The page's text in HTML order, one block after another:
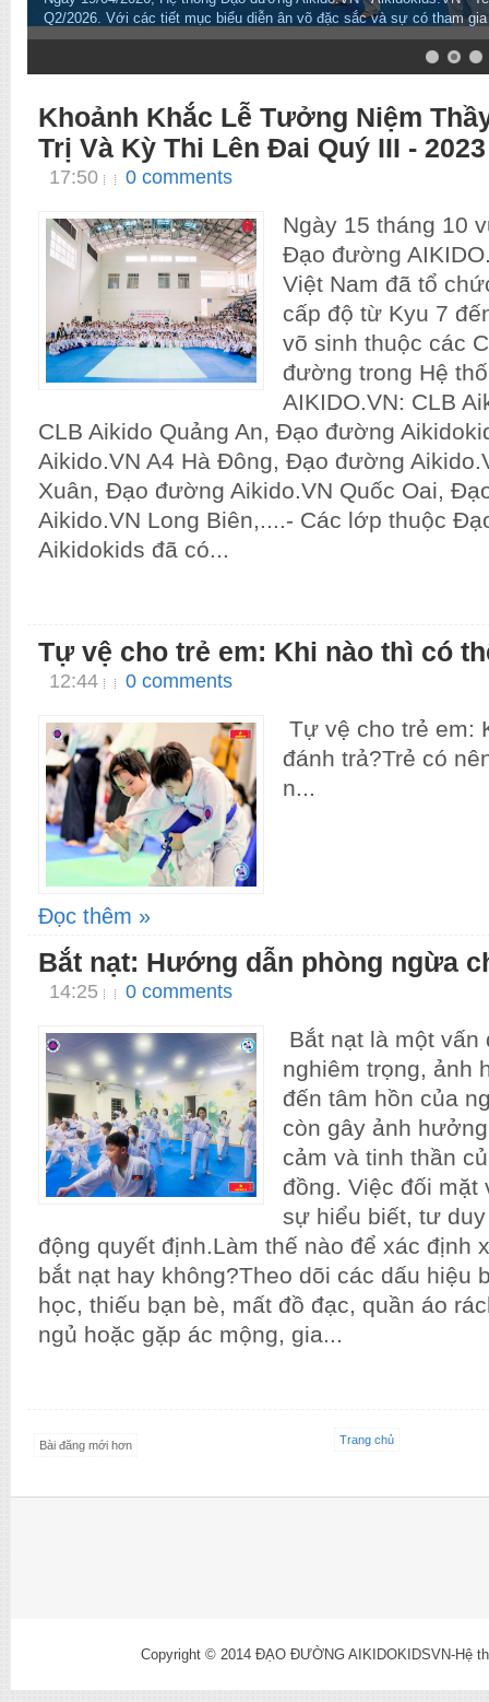
Q2/2026. Với các tiết mục biểu diễn ân võ đặc sắc và sự có tham
Khoảnh Khắc Lễ Tưởng Niệm
Trị Và Kỳ Thi Lên Đai Quý III - 2023
17:50 0 comments
Ngày 15 tháng 10
Đạo đường
Việt Nam đã tổ
cấp độ từ Kyu 7
võ sinh thuộc các
đường trong Hệ
AIKIDO.VN: CLB
CLB Aikido Quảng An, Đạo đường
Aikido.VN A4 Hà Đông, Đạo đường
Xuân, Đạo đường Aikido.VN Quốc Oai,
Aikido.VN Long Biên,....- Các lớp thuộc
Aikidokids đã có...
Tự vệ cho trẻ em: Khi nào thì có
12:44 0 comments
Tự vệ cho trẻ em:
đánh trả?Trẻ có
n...
Đọc thêm »
Bắt nạt: Hướng dẫn phòng ngừa
14:25 0 comments
Bắt nạt là một vấn
nghiêm trọng, ảnh
đến tâm hồn của
còn gây ảnh
cảm và tinh thần
đồng. Việc đối
sự hiểu biết, tư
động quyết định.Làm thế nào để xác định
bắt nạt hay không?Theo dõi các dấu hiệu
học, thiếu bạn bè, mất đồ đạc, quần áo
ngủ hoặc gặp ác mộng, gia...
Bài đăng mới hơn Trang chủ
Copyright © 2014 ĐẠO ĐƯỜNG AIKIDOKIDSVN-Hệ